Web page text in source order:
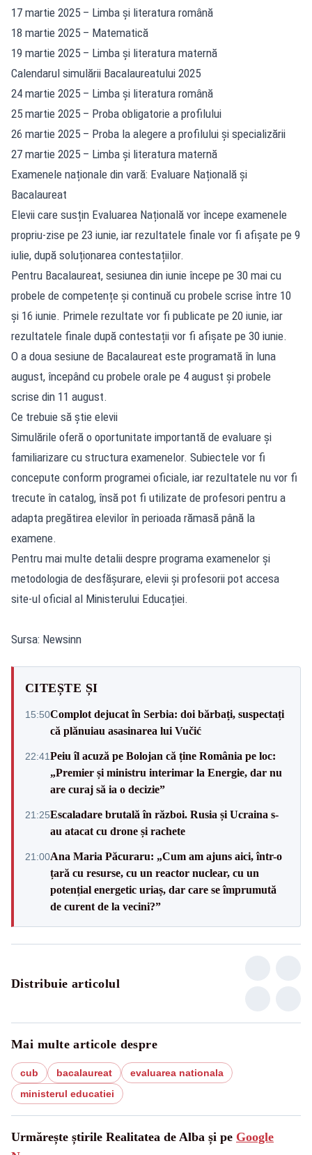
17 martie 2025 – Limba și literatura română
18 martie 2025 – Matematică
19 martie 2025 – Limba și literatura maternă
Calendarul simulării Bacalaureatului 2025
24 martie 2025 – Limba și literatura română
25 martie 2025 – Proba obligatorie a profilului
26 martie 2025 – Proba la alegere a profilului și specializării
27 martie 2025 – Limba și literatura maternă
Examenele naționale din vară: Evaluare Națională și
Bacalaureat
Elevii care susțin Evaluarea Națională vor începe examenele
propriu-zise pe 23 iunie, iar rezultatele finale vor fi afișate pe 9
iulie, după soluționarea contestațiilor.
Pentru Bacalaureat, sesiunea din iunie începe pe 30 mai cu
probele de competențe și continuă cu probele scrise între 10
și 16 iunie. Primele rezultate vor fi publicate pe 20 iunie, iar
rezultatele finale după contestații vor fi afișate pe 30 iunie.
O a doua sesiune de Bacalaureat este programată în luna
august, începând cu probele orale pe 4 august și probele
scrise din 11 august.
Ce trebuie să știe elevii
Simulările oferă o oportunitate importantă de evaluare și
familiarizare cu structura examenelor. Subiectele vor fi
concepute conform programei oficiale, iar rezultatele nu vor fi
trecute în catalog, însă pot fi utilizate de profesori pentru a
adapta pregătirea elevilor în perioada rămasă până la
examene.
Pentru mai multe detalii despre programa examenelor și
metodologia de desfășurare, elevii și profesorii pot accesa
site-ul oficial al Ministerului Educației.
Sursa: Newsinn
CITEȘTE ȘI
15:50Complot dejucat în Serbia: doi bărbați, suspectați
că plănuiau asasinarea lui Vučić
22:41Peiu îl acuză pe Bolojan că ține România pe loc:
„Premier și ministru interimar la Energie, dar nu
are curaj să ia o decizie”
21:25Escaladare brutală în război. Rusia și Ucraina s-
au atacat cu drone și rachete
21:00Ana Maria Păcuraru: „Cum am ajuns aici, într-o
țară cu resurse, cu un reactor nuclear, cu un
potențial energetic uriaș, dar care se împrumută
de curent de la vecini?”
Distribuie articolul
Mai multe articole despre
cub bacalaureat
evaluarea nationala
ministerul educatiei
Urmărește știrile Realitatea de Alba și pe Google